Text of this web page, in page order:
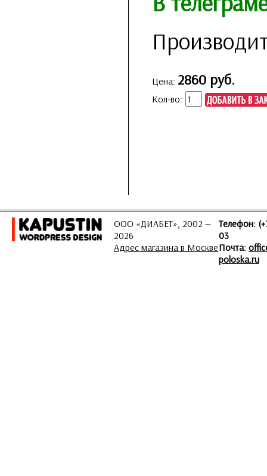
Цена: 2860 руб.
Кол-во:
ООО «ДИАБЕТ», 2002 —
2026
Адрес магазина в Москве
Телефон:
03
Почта:
poloska.ru